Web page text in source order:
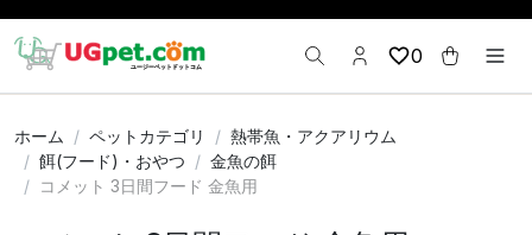
0
ホーム ペットカテゴリ
熱帯魚・アクアリウム
餌(フード)・おやつ
金魚の餌
コメット 3日間フード 金魚用